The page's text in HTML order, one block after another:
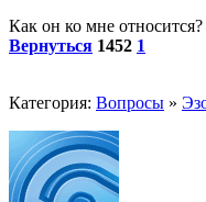
Как он ко мне
Вернуться 1452 1
Категория: Вопросы »